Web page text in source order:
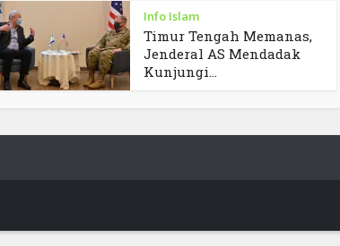
Info Islam
Timur Tengah Memanas,
Jenderal AS Mendadak
Kunjungi...